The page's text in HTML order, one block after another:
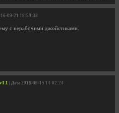
09-21 19:59:33
с нерабочими джойстиками.
| Дата 2016-09-15 14:02:24